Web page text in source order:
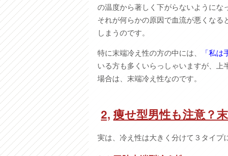
の温度から著しく下がらないようにな
それが何らかの原因で血流が悪くな
しまうのです。
特に末端冷え性の方の中には、
「私
いる方も多くいらっしゃいますが、
場合は、末端冷え性なのです。
2, 痩せ型男性も注意？
実は、冷え性は大きく分けて３タイプ